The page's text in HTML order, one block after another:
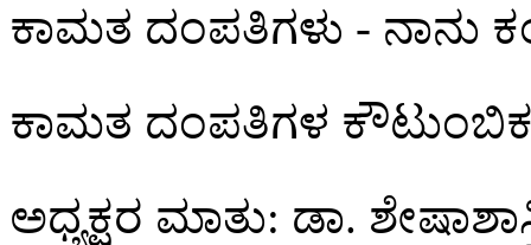
ಕಾಮತ ದಂಪತಿಗಳು - ನಾನು
ಕಾಮತ ದಂಪತಿಗಳ ಕೌಟುಂಬಿಕ
ಅಧ್ಯಕ್ಷರ ಮಾತು: ಡಾ.